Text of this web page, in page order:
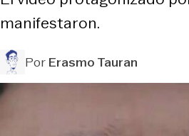
manifestaron.
PorErasmo Tauran